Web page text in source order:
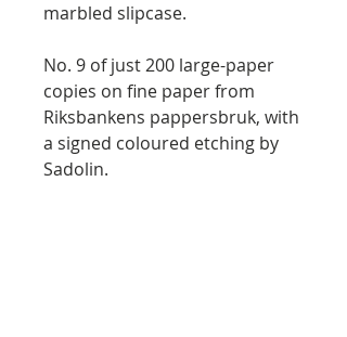
marbled slipcase.
No. 9 of just 200 large-paper
copies on fine paper from
Riksbankens pappersbruk, with
a signed coloured etching by
Sadolin.